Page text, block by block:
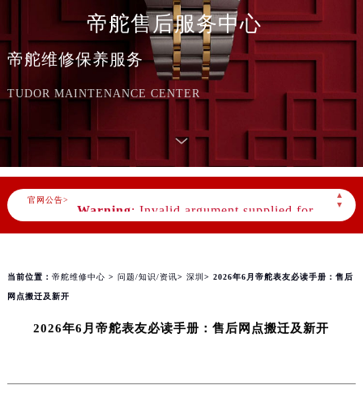
帝舵售后服务中心
帝舵维修保养服务
TUDOR MAINTENANCE CENTER
官网公告>
▲
▼
Warning: Invalid argument supplied for
/www/wwwroot/seo/countryt/two/
当前位置： 帝舵维修中心 > 问题/知识/资讯> 深圳 > 2026年6月帝舵表友必读手册：售后
网点搬迁及新开
2026年6月帝舵表友必读手册：售后网点搬迁及新开